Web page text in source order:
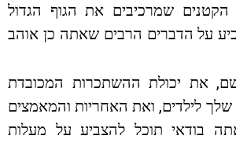
שמרכיבים את הגוף הגדול
על הדברים הרבים שאתה כן אוהב
את יכולת ההשתכרות המכובדת
לילדים, ואת האחריות והמאמצים
בודאי תוכל להצביע על מעלות